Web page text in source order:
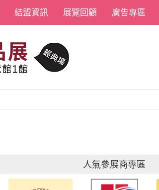
結盟資訊 展覽回顧 廣告專區
人氣參展商專區